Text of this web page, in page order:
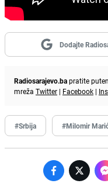
Dodajte
Radiosarajevo.bapratite
mreža Twitter | Facebook |
#Srbija #Milomir